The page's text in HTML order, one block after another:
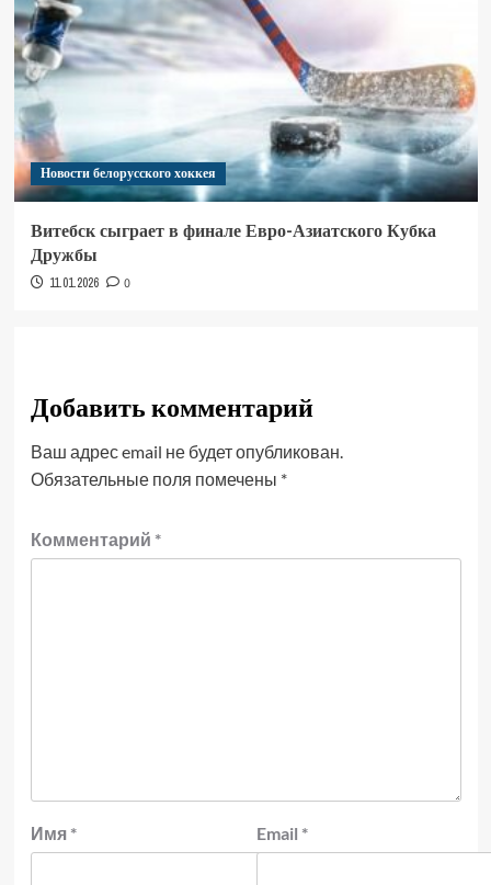
Новости белорусского хоккея
Витебск сыграет в финале Евро-Азиатского Кубка
Дружбы
11.01.2026 0
Добавить комментарий
Ваш адрес email не будет опубликован.
Обязательные поля помечены *
Комментарий *
Имя * Email *